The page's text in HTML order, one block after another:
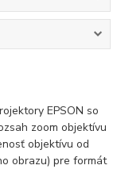
EPSON so
zoom objektívu
objektívu od
obrazu) pre formát